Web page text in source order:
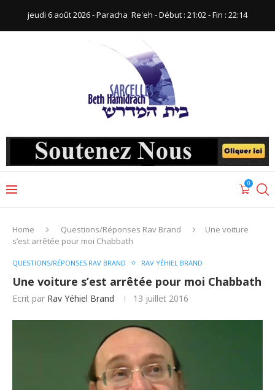
jeudi 6 août 2026 - Paracha ‪ Re'eh‬ - Début : 21:02‬ - Fin : ‪22:14‬
0
Home Questions/Réponses Rav Brand
Une voiture
s’est arrêtée pour moi Chabbath
QUESTIONS/RÉPONSES RAV BRAND RAV YÉHIEL BRAND
Une voiture s’est arrêtée pour moi Chabbath
Ecrit par Rav Yéhiel Brand 13 juillet 2016